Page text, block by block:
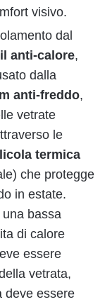
visivo.
dal
anti-calore,
dalla
anti-freddo,
vetrate
le
termica
che protegge
in estate.
bassa
di calore
essere
vetrata,
deve essere